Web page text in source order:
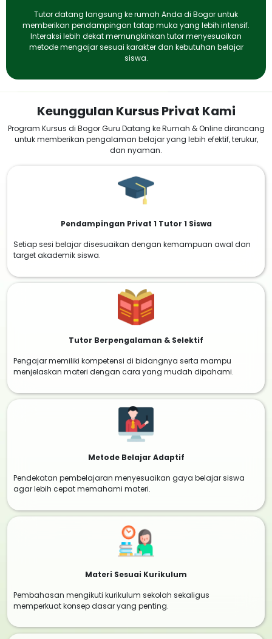
Tutor datang langsung ke rumah Anda di Bogor untuk
memberikan pendampingan tatap muka yang lebih intensif.
Interaksi lebih dekat memungkinkan tutor menyesuaikan
metode mengajar sesuai karakter dan kebutuhan belajar
siswa.
Keunggulan Kursus Privat Kami
Program Kursus di Bogor Guru Datang ke Rumah & Online dirancang
untuk memberikan pengalaman belajar yang lebih efektif, terukur,
dan nyaman.
Pendampingan Privat 1 Tutor 1 Siswa
Setiap sesi belajar disesuaikan dengan kemampuan awal dan
target akademik siswa.
Tutor Berpengalaman & Selektif
Pengajar memiliki kompetensi di bidangnya serta mampu
menjelaskan materi dengan cara yang mudah dipahami.
Metode Belajar Adaptif
Pendekatan pembelajaran menyesuaikan gaya belajar siswa
agar lebih cepat memahami materi.
Materi Sesuai Kurikulum
Pembahasan mengikuti kurikulum sekolah sekaligus
memperkuat konsep dasar yang penting.